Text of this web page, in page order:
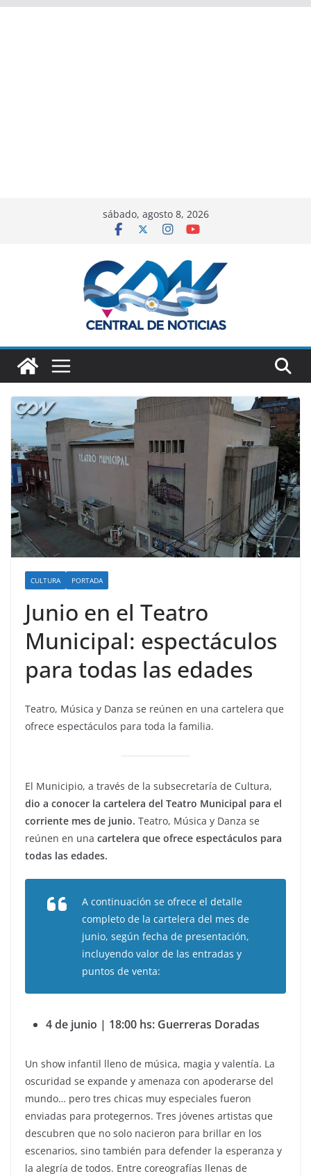
sábado, agosto 8, 2026
CULTURA PORTADA
Junio en el Teatro
Municipal: espectáculos
para todas las edades
Teatro, Música y Danza se reúnen en una cartelera que
ofrece espectáculos para toda la familia.
El Municipio, a través de la subsecretaría de Cultura,
dio a conocer la cartelera del Teatro Municipal para el
corriente mes de junio. Teatro, Música y Danza se
reúnen en una cartelera que ofrece espectáculos para
todas las edades.
A continuación se ofrece el detalle
completo de la cartelera del mes de
junio, según fecha de presentación,
incluyendo valor de las entradas y
puntos de venta:
4 de junio | 18:00 hs: Guerreras Doradas
Un show infantil lleno de música, magia y valentía. La
oscuridad se expande y amenaza con apoderarse del
mundo… pero tres chicas muy especiales fueron
enviadas para protegernos. Tres jóvenes artistas que
descubren que no solo nacieron para brillar en los
escenarios, sino también para defender la esperanza y
la alegría de todos. Entre coreografías llenas de